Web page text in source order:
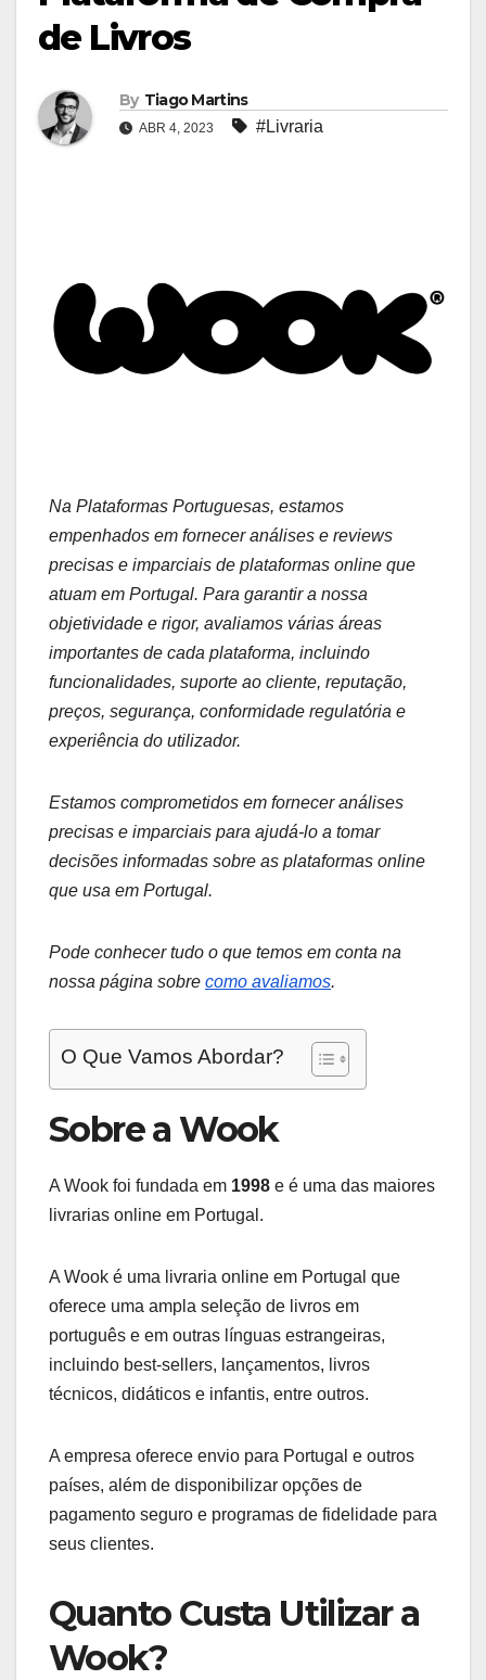
de Livros
By Tiago Martins
ABR 4, 2023 #Livraria
Na Plataformas Portuguesas, estamos
empenhados em fornecer análises e reviews
precisas e imparciais de plataformas online que
atuam em Portugal. Para garantir a nossa
objetividade e rigor, avaliamos várias áreas
importantes de cada plataforma, incluindo
funcionalidades, suporte ao cliente, reputação,
preços, segurança, conformidade regulatória e
experiência do utilizador.
Estamos comprometidos em fornecer análises
precisas e imparciais para ajudá-lo a tomar
decisões informadas sobre as plataformas online
que usa em Portugal.
Pode conhecer tudo o que temos em conta na
nossa página sobre como avaliamos.
O Que Vamos Abordar?
Sobre a Wook
A Wook foi fundada em 1998 e é uma das maiores
livrarias online em Portugal.
A Wook é uma livraria online em Portugal que
oferece uma ampla seleção de livros em
português e em outras línguas estrangeiras,
incluindo best-sellers, lançamentos, livros
técnicos, didáticos e infantis, entre outros.
A empresa oferece envio para Portugal e outros
países, além de disponibilizar opções de
pagamento seguro e programas de fidelidade para
seus clientes.
Quanto Custa Utilizar a
Wook?